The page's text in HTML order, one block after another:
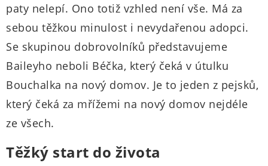
paty nelepí. Ono totiž vzhled není vše. Má za
sebou těžkou minulost i nevydařenou adopci.
Se skupinou dobrovolníků představujeme
Baileyho neboli Béčka, který čeká v útulku
Bouchalka na nový domov. Je to jeden z pejsků,
který čeká za mřížemi na nový domov nejdéle
ze všech.
Těžký start do života